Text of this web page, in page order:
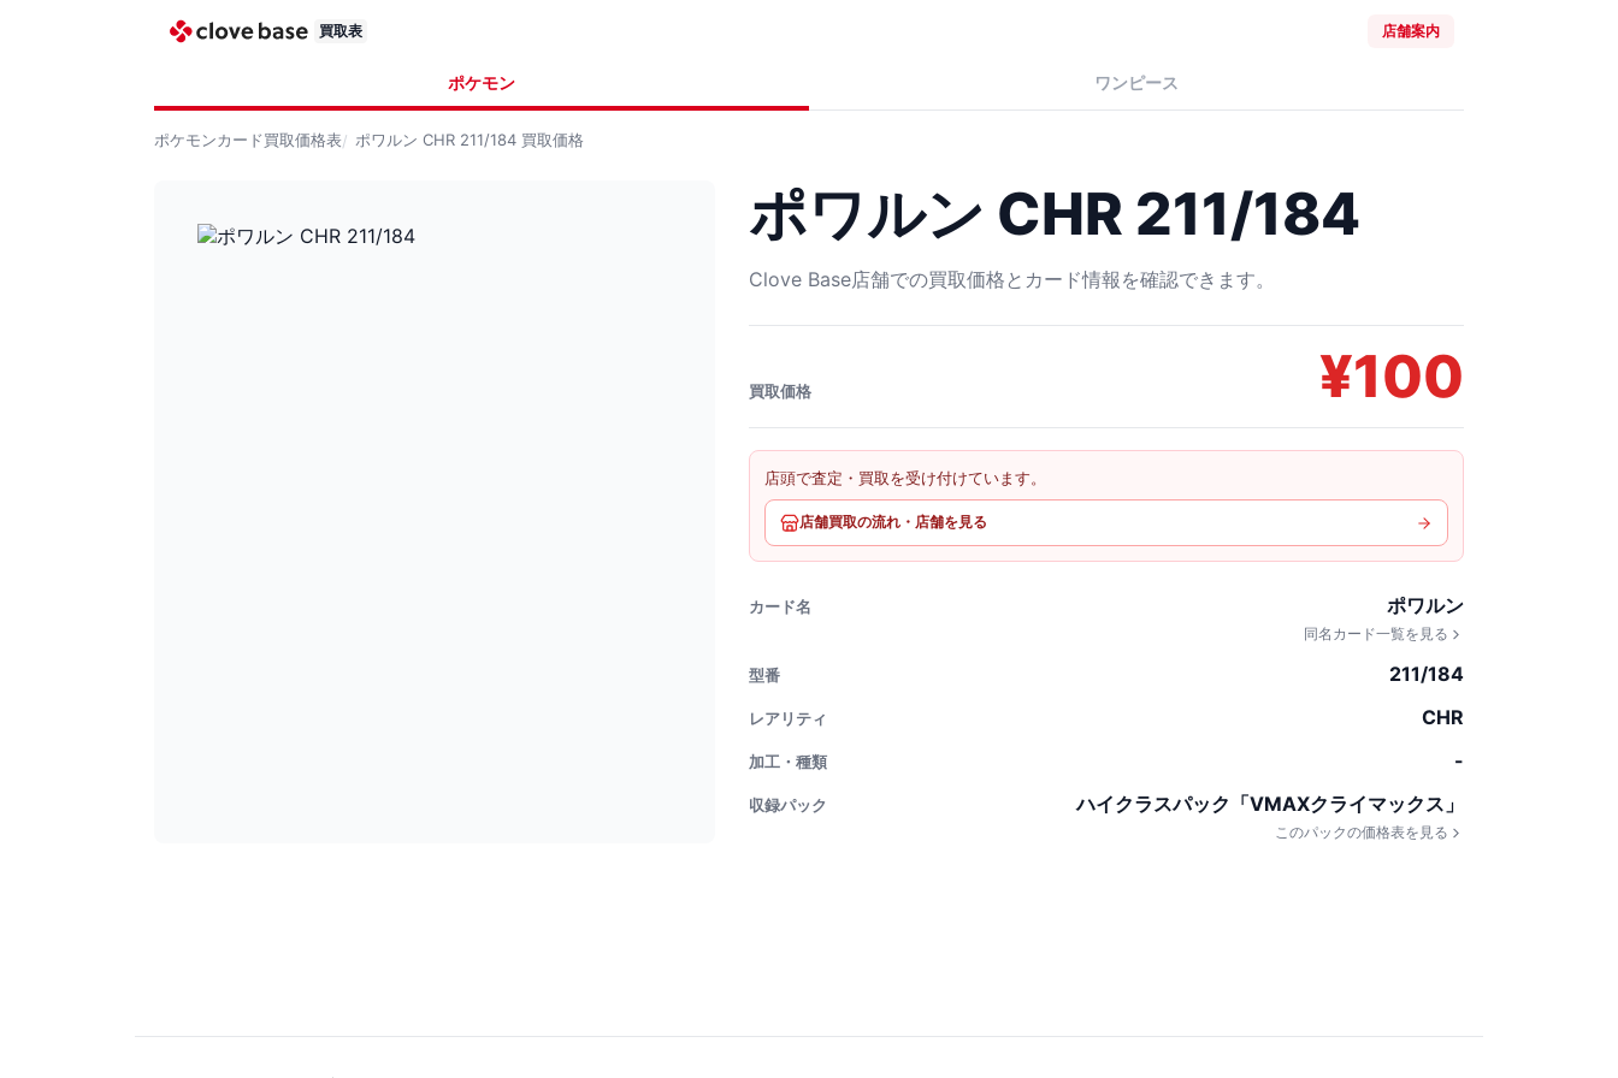
買取表 店舗案内
ポケモン ワンピース
ポケモンカード買取価格表 ポワルン CHR 211/184 買取価格
ポワルン CHR 211/184
Clove Base店舗での買取価格とカード情報を確認できます。
買取価格 ¥100
店頭で査定・買取を受け付けています。
店舗買取の流れ・店舗を見る
カード名 ポワルン
同名カード一覧を見る
型番 211/184
レアリティ CHR
加工・種類 -
収録パック ハイクラスパック「VMAXクライマックス」
このパックの価格表を見る